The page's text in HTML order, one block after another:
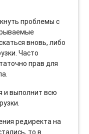
проблемы с
вновь, либо
Часто
прав для
и выполнит всю
редиректа на
то в